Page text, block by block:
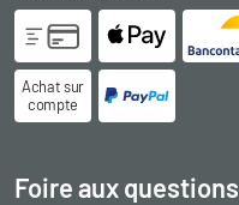
Achat sur
compte
Foire aux questions